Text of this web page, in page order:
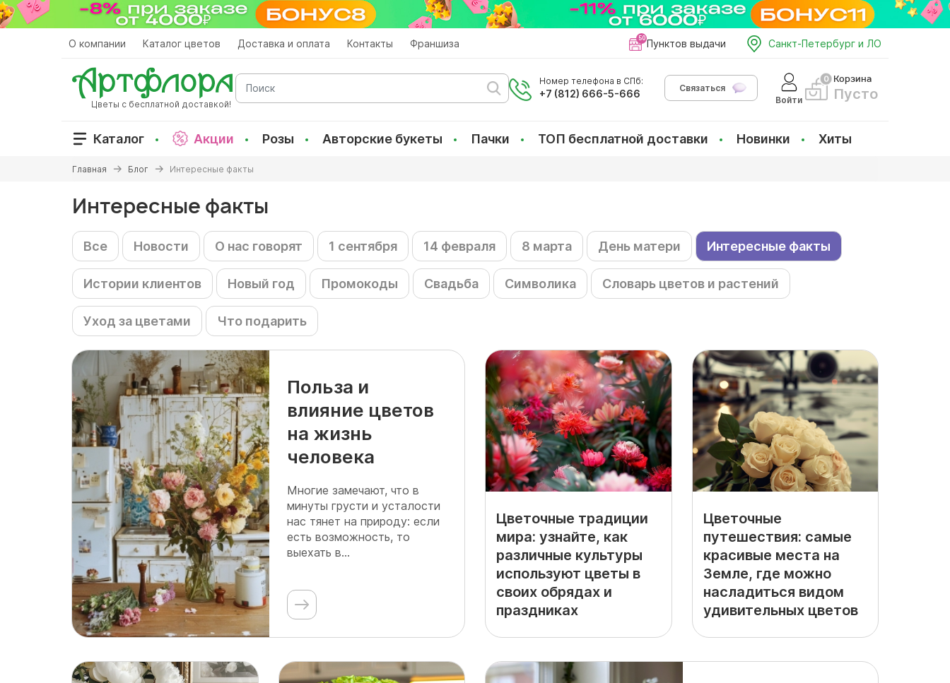
Перейти
к
О компании Каталог цветов Доставка и оплата Контакты Франшиза Пунктов выдачи Санкт-Петербург и ЛО
Цветы с бесплатной доставкой!
Поиск
Номер телефона в СПб:
+7 (812) 666-5-666
Связаться
Войти
Корзина
Пусто
Каталог Акции Розы Авторские букеты Пачки ТОП бесплатной доставки Новинки Хиты
Главная Блог Интересные факты
Интересные факты
Все Новости О нас говорят 1 сентября 14 февраля 8 марта День матери Интересные факты
Истории клиентов Новый год Промокоды Свадьба Символика Словарь цветов и растений
Уход за цветами Что подарить
Польза и
влияние цветов
на жизнь
человека
Многие замечают, что в
минуты грусти и усталости
нас тянет на природу: если
есть возможность, то
выехать в...
Цветочные традиции
мира: узнайте, как
различные культуры
используют цветы в
своих обрядах и
праздниках
Цветочные
путешествия: самые
красивые места на
Земле, где можно
насладиться видом
удивительных цветов